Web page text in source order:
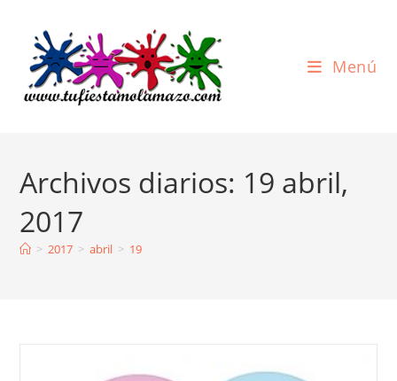
contenido
Menú
Archivos diarios: 19 abril,
2017
> 2017 > abril > 19